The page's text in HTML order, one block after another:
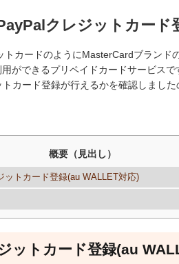
クレジットカー
トカードのようにMasterCardブランド
ができるプリペイドカードサービスで
カード登録が行えるかを確認しました
概要（見出し）
ットカード登録(au WALLET対応)
ットカード登録(au